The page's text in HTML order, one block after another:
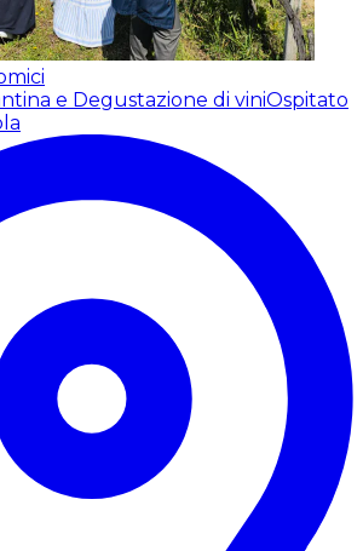
e Degustazione di viniOspitato